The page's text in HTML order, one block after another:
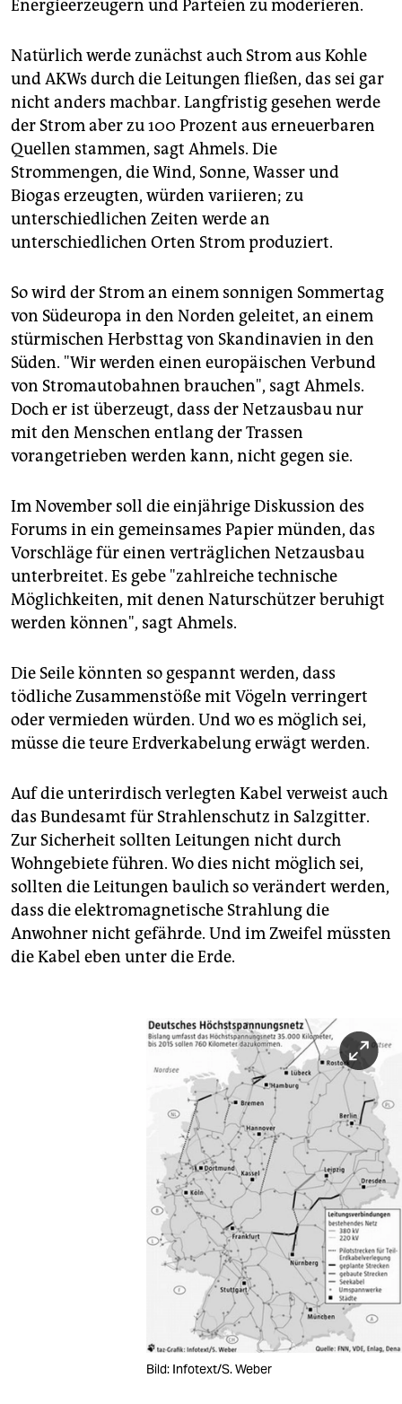
Energieerzeugern und Parteien zu moderieren.
Natürlich werde zunächst auch Strom aus Kohle
und AKWs durch die Leitungen fließen, das sei gar
nicht anders machbar. Langfristig gesehen werde
der Strom aber zu 100 Prozent aus erneuerbaren
Quellen stammen, sagt Ahmels. Die
Strommengen, die Wind, Sonne, Wasser und
Biogas erzeugten, würden variieren; zu
unterschiedlichen Zeiten werde an
unterschiedlichen Orten Strom produziert.
So wird der Strom an einem sonnigen Sommertag
von Südeuropa in den Norden geleitet, an einem
stürmischen Herbsttag von Skandinavien in den
Süden. "Wir werden einen europäischen Verbund
von Stromautobahnen brauchen", sagt Ahmels.
Doch er ist überzeugt, dass der Netzausbau nur
mit den Menschen entlang der Trassen
vorangetrieben werden kann, nicht gegen sie.
Im November soll die einjährige Diskussion des
Forums in ein gemeinsames Papier münden, das
Vorschläge für einen verträglichen Netzausbau
unterbreitet. Es gebe "zahlreiche technische
Möglichkeiten, mit denen Naturschützer beruhigt
werden können", sagt Ahmels.
Die Seile könnten so gespannt werden, dass
tödliche Zusammenstöße mit Vögeln verringert
oder vermieden würden. Und wo es möglich sei,
müsse die teure Erdverkabelung erwägt werden.
Auf die unterirdisch verlegten Kabel verweist auch
das Bundesamt für Strahlenschutz in Salzgitter.
Zur Sicherheit sollten Leitungen nicht durch
Wohngebiete führen. Wo dies nicht möglich sei,
sollten die Leitungen baulich so verändert werden,
dass die elektromagnetische Strahlung die
Anwohner nicht gefährde. Und im Zweifel müssten
die Kabel eben unter die Erde.
Bild: Infotext/S. Weber